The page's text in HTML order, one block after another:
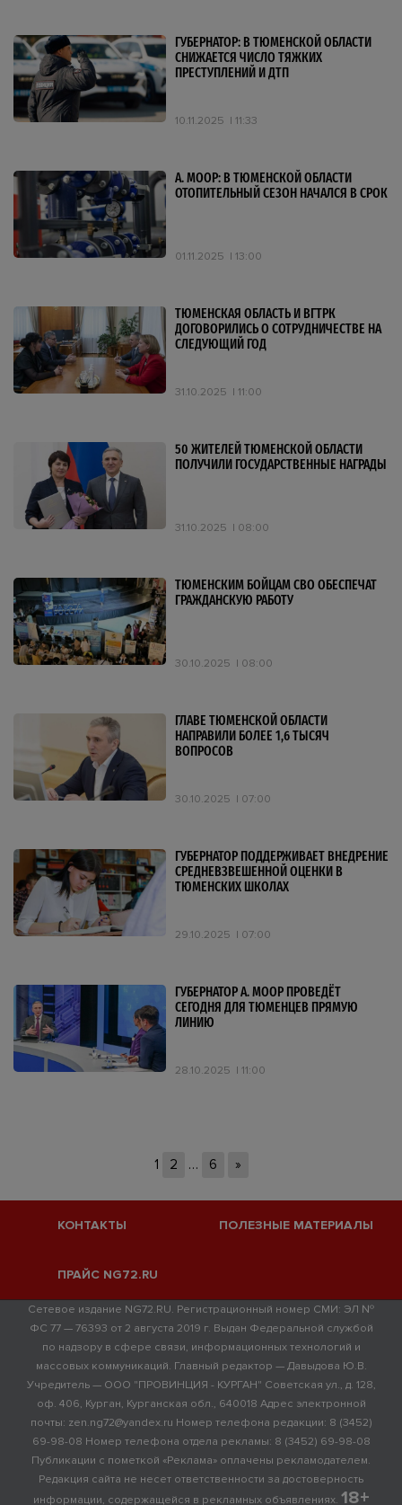
ГУБЕРНАТОР: В ТЮМЕНСКОЙ ОБЛАСТИ
СНИЖАЕТСЯ ЧИСЛО ТЯЖКИХ
ПРЕСТУПЛЕНИЙ И ДТП
10.11.2025 11:33
А. МООР: В ТЮМЕНСКОЙ ОБЛАСТИ
ОТОПИТЕЛЬНЫЙ СЕЗОН НАЧАЛСЯ В СРОК
01.11.2025 13:00
ТЮМЕНСКАЯ ОБЛАСТЬ И ВГТРК
ДОГОВОРИЛИСЬ О СОТРУДНИЧЕСТВЕ НА
СЛЕДУЮЩИЙ ГОД
31.10.2025 11:00
50 ЖИТЕЛЕЙ ТЮМЕНСКОЙ ОБЛАСТИ
ПОЛУЧИЛИ ГОСУДАРСТВЕННЫЕ НАГРАДЫ
31.10.2025 08:00
ТЮМЕНСКИМ БОЙЦАМ СВО ОБЕСПЕЧАТ
ГРАЖДАНСКУЮ РАБОТУ
30.10.2025 08:00
ГЛАВЕ ТЮМЕНСКОЙ ОБЛАСТИ
НАПРАВИЛИ БОЛЕЕ 1,6 ТЫСЯЧ
ВОПРОСОВ
30.10.2025 07:00
ГУБЕРНАТОР ПОДДЕРЖИВАЕТ ВНЕДРЕНИЕ
СРЕДНЕВЗВЕШЕННОЙ ОЦЕНКИ В
ТЮМЕНСКИХ ШКОЛАХ
29.10.2025 07:00
ГУБЕРНАТОР А. МООР ПРОВЕДЁТ
СЕГОДНЯ ДЛЯ ТЮМЕНЦЕВ ПРЯМУЮ
ЛИНИЮ
28.10.2025 11:00
1 2 … 6 »
КОНТАКТЫ ПОЛЕЗНЫЕ МАТЕРИАЛЫ
ПРАЙС NG72.RU
Сетевое издание NG72.RU. Регистрационный номер СМИ: ЭЛ №
ФС 77 — 76393 от 2 августа 2019 г. Выдан Федеральной службой
по надзору в сфере связи, информационных технологий и
массовых коммуникаций. Главный редактор — Давыдова Ю.В.
Учредитель — ООО "ПРОВИНЦИЯ - КУРГАН" Советская ул., д. 128,
оф. 406, Курган, Курганская обл., 640018 Адрес электронной
почты: zen.ng72@yandex.ru Номер телефона редакции: 8 (3452)
69-98-08 Номер телефона отдела рекламы: 8 (3452) 69-98-08
Публикации с пометкой «Реклама» оплачены рекламодателем.
Редакция сайта не несет ответственности за достоверность
информации, содержащейся в рекламных объявлениях. 18+